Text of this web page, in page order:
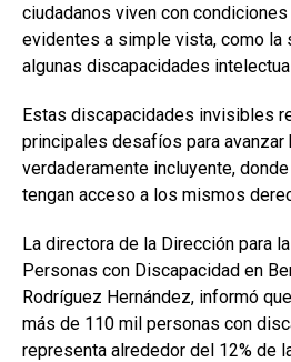
ciudadanos viven con
evidentes a simple vista, como la
algunas discapacidades
Estas discapacidades invisibles
principales desafíos para avanzar
verdaderamente incluyente,
tengan acceso a los mismos
La directora de la Dirección para
Personas con Discapacidad en
Rodríguez Hernández, informó
más de 110 mil personas con
representa alrededor del 12% de